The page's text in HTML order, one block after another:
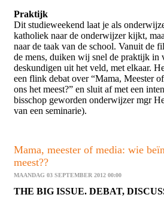
Praktijk
Dit studieweekend laat je als
katholiek naar de onderwijzer kijkt,
naar de taak van de school. Vanuit de
de mens, duiken wij snel de praktijk in
deskundigen uit het veld, met elkaar.
een flink debat over “Mama, Meester
ons het meest?” en sluit af met een
bisschop geworden onderwijzer mgr
van een seminarie).
Mama, meester of media: wie
meest??
MAANDAG 03 SEPTEMBER 2012 00:00
THE BIG ISSUE. DEBAT,